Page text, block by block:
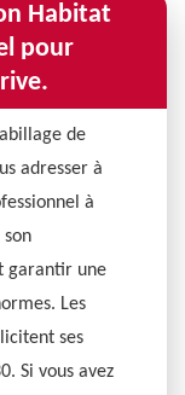
Habitat
pour
de
adresser à
à
son
garantir une
Les
ses
Si vous avez